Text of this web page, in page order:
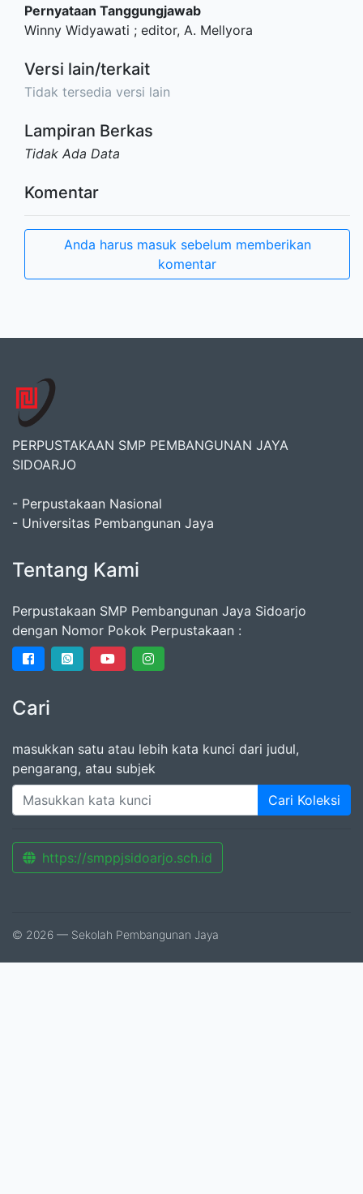
Pernyataan Tanggungjawab
Winny Widyawati ; editor, A. Mellyora
Versi lain/terkait
Tidak tersedia versi lain
Lampiran Berkas
Tidak Ada Data
Komentar
Anda harus masuk sebelum memberikan
komentar
PERPUSTAKAAN SMP PEMBANGUNAN JAYA
SIDOARJO
- Perpustakaan Nasional
- Universitas Pembangunan Jaya
Tentang Kami
Perpustakaan SMP Pembangunan Jaya Sidoarjo
dengan Nomor Pokok Perpustakaan :
Cari
masukkan satu atau lebih kata kunci dari judul,
pengarang, atau subjek
Cari Koleksi
https://smppjsidoarjo.sch.id
© 2026 — Sekolah Pembangunan Jaya